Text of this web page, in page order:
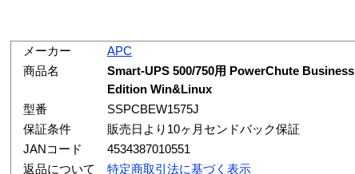
メーカー
APC
商品名
Smart-UPS 500/750用 PowerChute Business
Edition Win&Linux
型番
SSPCBEW1575J
保証条件
販売日より10ヶ月センドバック保証
JANコード
4534387010551
返品について
特定商取引法に基づく表示